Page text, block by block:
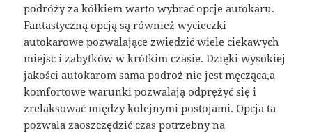
podróży za kółkiem warto wybrać opcje autokaru.
Fantastyczną opcją są również wycieczki
autokarowe pozwalające zwiedzić wiele ciekawych
miejsc i zabytków w krótkim czasie. Dzięki wysokiej
jakości autokarom sama podroż nie jest męcząca,a
komfortowe warunki pozwalają odprężyć się i
zrelaksować między kolejnymi postojami. Opcja ta
pozwala zaoszczędzić czas potrzebny na